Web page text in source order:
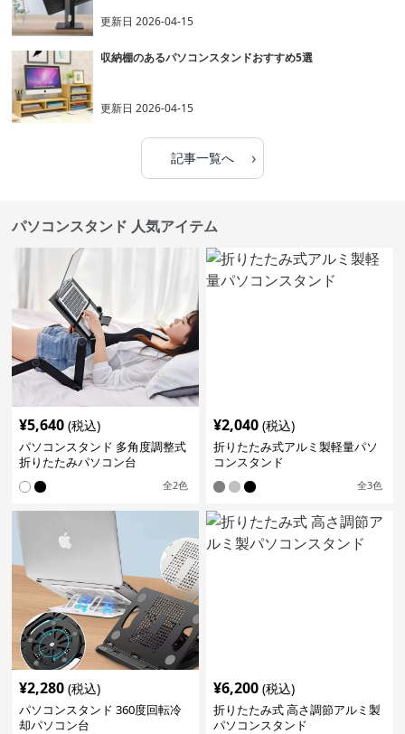
更新日2026-04-15
収納棚のあるパソコンスタンドおすすめ5選
更新日2026-04-15
記事一覧へ ›
パソコンスタンド 人気アイテム
¥5,640 (税込)
パソコンスタンド 多角度調整式
折りたたみパソコン台
全2色
¥2,040 (税込)
折りたたみ式アルミ製軽量パソ
コンスタンド
全3色
¥2,280 (税込)
パソコンスタンド 360度回転冷
却パソコン台
¥6,200 (税込)
折りたたみ式 高さ調節アルミ製
パソコンスタンド